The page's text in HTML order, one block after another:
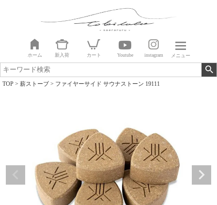
ホーム 新入荷 カート Youtube instagram メニュー
TOP 薪ストーブ ファイヤーサイド サウナストーン 19111